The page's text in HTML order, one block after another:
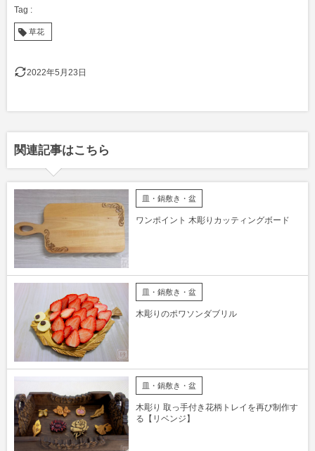
草花
2022年5月23日
関連記事はこちら
皿・鍋敷き・盆
ワンポイント 木彫りカッティングボード
皿・鍋敷き・盆
木彫りのポワソンダブリル
皿・鍋敷き・盆
木彫り 取っ手付き花柄トレイを再び制作す
る【リベンジ】